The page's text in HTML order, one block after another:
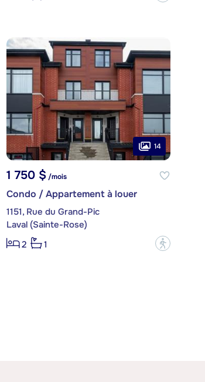
14
1 750 $/mois
Condo / Appartement à louer
1151, Rue du Grand-Pic
Laval (Sainte-Rose)
2
1 ?